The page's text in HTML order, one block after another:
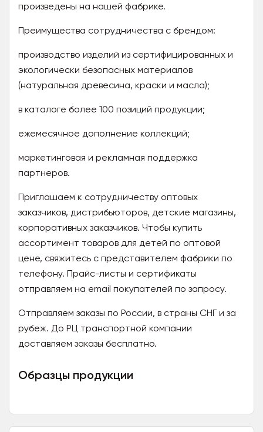
произведены на нашей фабрике.
Преимущества сотрудничества с брендом:
производство изделий из сертифицированных и
экологически безопасных материалов
(натуральная древесина, краски и масла);
в каталоге более 100 позиций продукции;
ежемесячное дополнение коллекций;
маркетинговая и рекламная поддержка
партнеров.
Приглашаем к сотрудничеству оптовых
заказчиков, дистрибьюторов, детские магазины,
корпоративных заказчиков. Чтобы купить
ассортимент товаров для детей по оптовой
цене, свяжитесь с представителем фабрики по
телефону. Прайс-листы и сертификаты
отправляем на email покупателей по запросу.
Отправляем заказы по России, в страны СНГ и за
рубеж. До РЦ транспортной компании
доставляем заказы бесплатно.
Образцы продукции